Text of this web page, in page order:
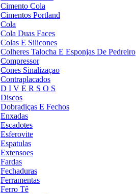
Cimento Cola
Cimentos Portland
Cola
Cola Duas Faces
Colas E Silicones
Colheres Talocha E Esponjas De Pedreiro
Compressor
Cones Sinalizaçao
Contraplacados
D I V E R S O S
Discos
Dobradiças E Fechos
Enxadas
Escadotes
Esferovite
Espatulas
Extensoes
Fardas
Fechaduras
Ferramentas
Ferro Tê